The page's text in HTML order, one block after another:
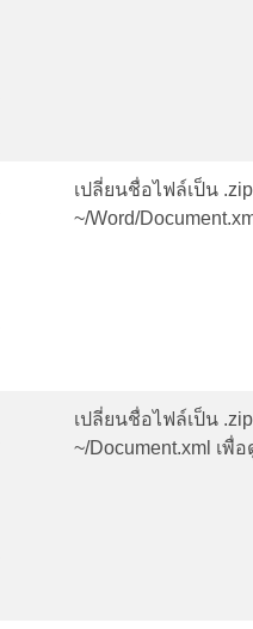
เปลี่ยนชื่อไฟล์เป็น
~/Word/
เปลี่ยนชื่อไฟล์เป็น
~/Document.xml เพื่